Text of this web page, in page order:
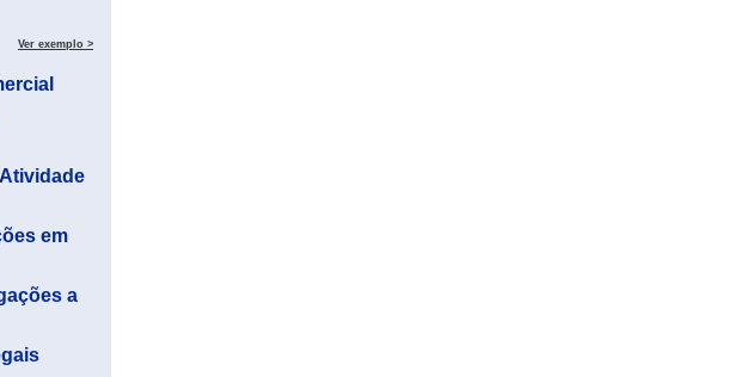
Ver exemplo >
em
a